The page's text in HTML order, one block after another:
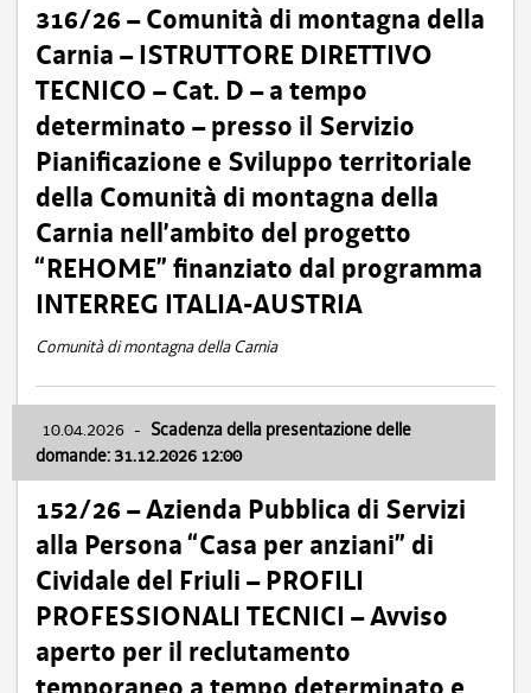
316/26 – Comunità di montagna della
Carnia – ISTRUTTORE DIRETTIVO
TECNICO – Cat. D – a tempo
determinato – presso il Servizio
Pianificazione e Sviluppo territoriale
della Comunità di montagna della
Carnia nell’ambito del progetto
“REHOME” finanziato dal programma
INTERREG ITALIA-AUSTRIA
Comunità di montagna della Carnia
10.04.2026 - Scadenza della presentazione delle
domande: 31.12.2026 12:00
152/26 – Azienda Pubblica di Servizi
alla Persona “Casa per anziani” di
Cividale del Friuli – PROFILI
PROFESSIONALI TECNICI – Avviso
aperto per il reclutamento